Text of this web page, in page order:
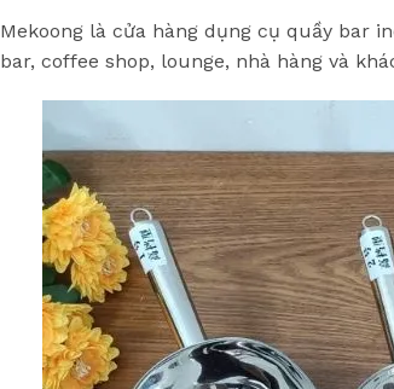
Mekoong là cửa hàng dụng cụ quầy bar
bar, coffee shop, lounge, nhà hàng và